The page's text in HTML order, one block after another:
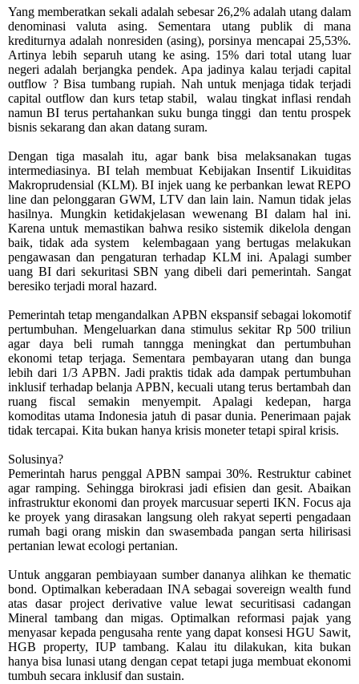
Yang memberatkan sekali adalah sebesar 26,2% adalah utang dalam
denominasi valuta asing. Sementara utang publik di mana
krediturnya adalah nonresiden (asing), porsinya mencapai 25,53%.
Artinya lebih separuh utang ke asing. 15% dari total utang luar
negeri adalah berjangka pendek. Apa jadinya kalau terjadi capital
outflow ? Bisa tumbang rupiah. Nah untuk menjaga tidak terjadi
capital outflow dan kurs tetap stabil, walau tingkat inflasi rendah
namunBI terus pertahankan suku bunga tinggi dan tentu prospek
bisnis sekarang dan akan datang suram.
Dengan tiga masalah itu, agar bank bisa melaksanakan tugas
intermediasinya. BI telah membuat Kebijakan Insentif Likuiditas
Makroprudensial (KLM). BI injek uang ke perbankan lewat REPO
line dan pelonggaran GWM, LTV dan lain lain. Namun tidak jelas
hasilnya. Mungkin ketidakjelasan wewenang BI dalam hal ini.
Karenauntuk memastikan bahwa resiko sistemik dikelola dengan
baik,tidak ada system
kelembagaan yang bertugas melakukan
pengawasan dan pengaturan terhadap KLM ini. Apalagi sumber
uang BI dari sekuritasi SBN yang dibeli dari pemerintah. Sangat
beresiko terjadi moral hazard.
Pemerintah tetap mengandalkan APBN ekspansif sebagai lokomotif
pertumbuhan. Mengeluarkan dana stimulus sekitar Rp 500 triliun
agar daya beli rumah tanngga meningkat dan pertumbuhan
ekonomi tetap terjaga. Sementara pembayaran utang dan bunga
lebih dari 1/3 APBN. Jadi praktis tidak ada dampak pertumbuhan
inklusif terhadap belanja APBN, kecuali utang terus bertambah dan
ruang fiscal semakin menyempit. Apalagi kedepan, harga
komoditas utama Indonesia jatuh di pasar dunia. Penerimaan pajak
tidak tercapai. Kita bukan hanya krisis moneter tetapi spiral krisis.
Solusinya?
Pemerintah harus penggal APBN sampai 30%. Restruktur cabinet
agar ramping. Sehingga birokrasi jadi efisien dan gesit. Abaikan
infrastruktur ekonomi dan proyek marcusuar seperti IKN. Focus aja
ke proyek yang dirasakan langsung oleh rakyat seperti pengadaan
rumah bagi orang miskin dan swasembada pangan serta hilirisasi
pertanian lewat ecologi pertanian.
Untuk anggaran pembiayaan sumber dananya alihkan ke thematic
bond. Optimalkan keberadaan INA sebagai sovereign wealth fund
atas dasar project derivative value lewat securitisasi cadangan
Mineral tambang dan migas. Optimalkan reformasi pajak yang
menyasar kepada pengusaha rente yang dapat konsesi HGU Sawit,
HGB property, IUP tambang. Kalau itu dilakukan, kita bukan
hanya bisa lunasi utang dengan cepat tetapi juga membuat ekonomi
tumbuh secara inklusif dan sustain.